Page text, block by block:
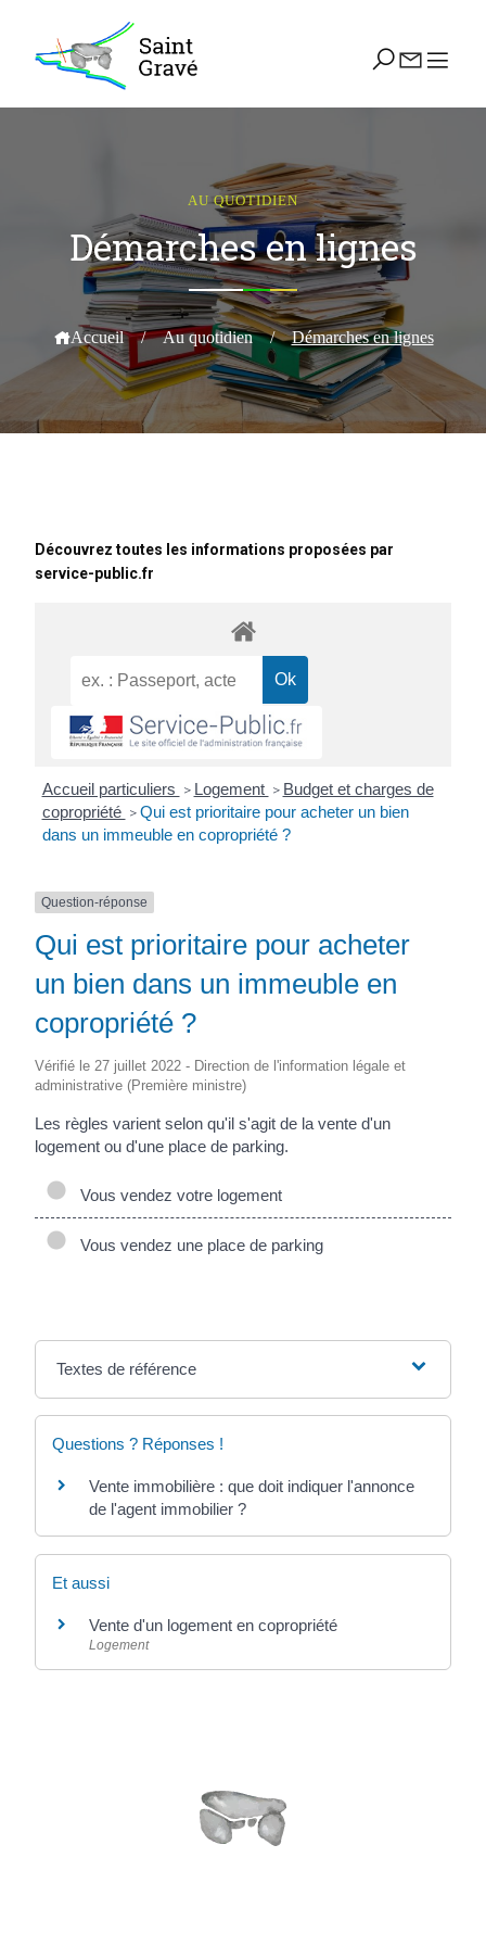
AU QUOTIDIEN
Démarches en lignes
Accueil / Au quotidien / Démarches en lignes
Découvrez toutes les informations proposées par
service-public.fr
Accueil particuliers > Logement > Budget et charges de
copropriété > Qui est prioritaire pour acheter un bien
dans un immeuble en copropriété ?
Question-réponse
Qui est prioritaire pour acheter
un bien dans un immeuble en
copropriété ?
Vérifié le 27 juillet 2022 - Direction de l'information légale et
administrative (Première ministre)
Les règles varient selon qu'il s'agit de la vente d'un
logement ou d'une place de parking.
Vous vendez votre logement
Vous vendez une place de parking
Textes de référence
Questions ? Réponses !
Vente immobilière : que doit indiquer l'annonce
de l'agent immobilier ?
Et aussi
Vente d'un logement en copropriété
Logement